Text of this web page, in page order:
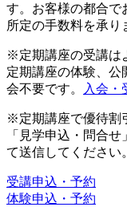
す。お客様の都合で
所定の手数料を承り
※定期講座の受講は
定期講座の体験、公
会不要です。
入会・
※定期講座で優待割
「見学申込・問合
て送信してください。
受講申込・予約
体験申込・予約